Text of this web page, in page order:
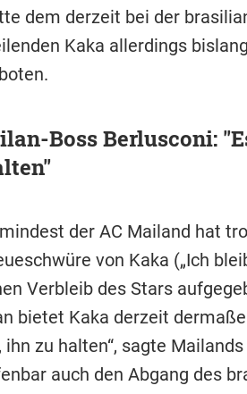
dem derzeit bei der
Kaka allerdings
Boss Berlusconi:
der AC Mailand hat
von Kaka („Ich
Verbleib des Stars
bietet Kaka derzeit
ihn zu halten“, sagte
auch den Abgang des